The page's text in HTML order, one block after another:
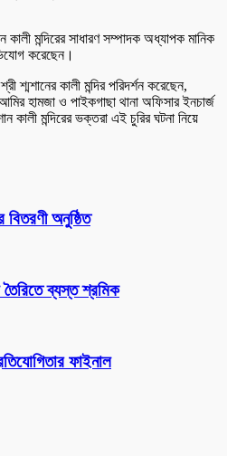
কালী মন্দিরের সাধারণ সম্পাদক অধ্যাপক মানিক
করেছেন।
শ্মশানের কালী মন্দির পরিদর্শন করেছেন,
হামজা ও পাইকগাছা থানা অফিসার ইনচার্জ
কালী মন্দিরের ভক্তরা এই চুরির ঘটনা নিয়ে
অনুষ্ঠিত
তৈরিতে ব্যস্ত শ্রমিক
ফাইনাল